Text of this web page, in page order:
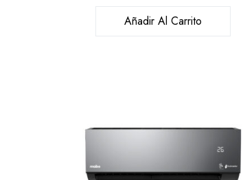
Añadir Al Carrito